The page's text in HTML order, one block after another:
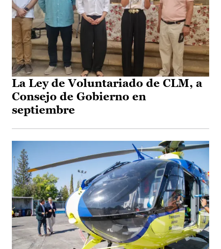
La Ley de Voluntariado de CLM, a
Consejo de Gobierno en
septiembre